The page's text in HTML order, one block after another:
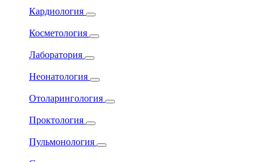
Кардиология
Косметология
Лаборатория
Неонатология
Отоларингология
Проктология
Пульмонология